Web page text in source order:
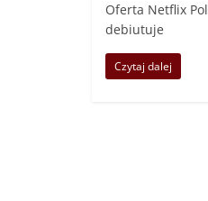
Oferta Netflix
debiutuje
Czytaj dalej